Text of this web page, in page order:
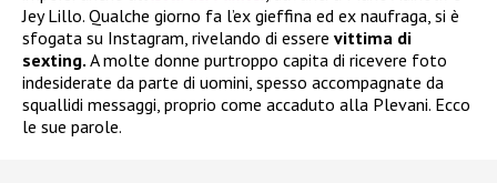
Jey Lillo. Qualche giorno fa l’ex gieffina ed ex naufraga, si è
sfogata su Instagram, rivelando di essere vittima di
sexting. A molte donne purtroppo capita di ricevere foto
indesiderate da parte di uomini, spesso accompagnate da
squallidi messaggi, proprio come accaduto alla Plevani. Ecco
le sue parole.